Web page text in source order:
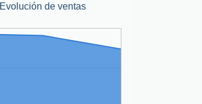
Evolución de ventas